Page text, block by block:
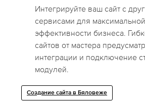
Интегрируйте ваш сайт с
сервисами для максимальной
эффективности бизнеса.
сайтов от мастера
интеграции и подключение
модулей.
Создание сайта в Бяловеже